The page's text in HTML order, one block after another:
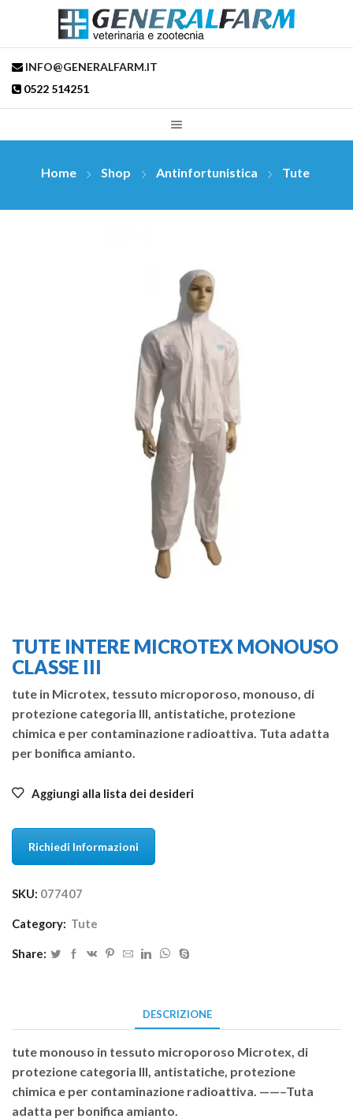
INFO@GENERALFARM.IT
0522 514251
Home Shop Antinfortunistica Tute
TUTE INTERE MICROTEX MONOUSO
CLASSE III
tute in Microtex, tessuto microporoso, monouso, di
protezione categoria III, antistatiche, protezione
chimica e per contaminazione radioattiva. Tuta adatta
per bonifica amianto.
Aggiungi alla lista dei desideri
Richiedi Informazioni
SKU: 077407
Category: Tute
Share:
DESCRIZIONE
tute monouso in tessuto microporoso Microtex, di
protezione categoria III, antistatiche, protezione
chimica e per contaminazione radioattiva. ——–Tuta
adatta per bonifica amianto.